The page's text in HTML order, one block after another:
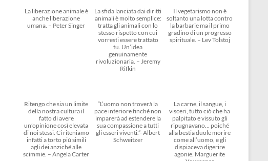
La liberazione animale è
anche liberazione
umana. – Peter Singer
La sfida lanciata dai diritti
animali è molto semplice:
tratta gli animali con lo
stesso rispetto con cui
vorresti essere trattato
tu. Un’idea
genuinamente
rivoluzionaria. – Jeremy
Rifkin
Il vegetarismo non è
soltanto una lotta contro
la barbarie ma il primo
gradino di un progresso
spirituale. – Lev Tolstoj
Ritengo che sia un limite
della nostra cultura il
fatto di avere
un’opinione così elevata
di noi stessi. Ci riteniamo
infatti a torto più simili
agli dei anziché alle
scimmie. – Angela Carter
“L’uomo non troverà la
pace interiore finché non
imparerà ad estendere la
sua compassione a tutti
gli esseri viventi.”- Albert
Schweitzer
La carne, il sangue, i
visceri, tutto ciò che ha
palpitato e vissuto gli
ripugnavano… poiché
alla bestia duole morire
come all’uomo, e gli
dispiaceva digerire
agonie. Marguerite